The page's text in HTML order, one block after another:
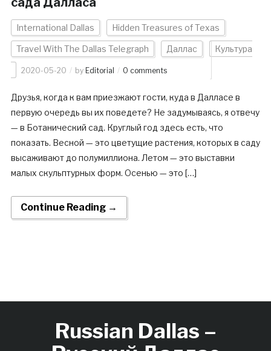
International Dallas Hidden Treasures of Texas
Travel With The Dallas Telegraph Даллас Культура
2020-05-20 by Editorial 0 comments
Друзья, когда к вам приезжают гости, куда в Далласе в
первую очередь вы их поведете? Не задумываясь, я отвечу
— в Ботанический сад. Круглый год здесь есть, что
показать. Весной — это цветущие растения, которых в саду
высаживают до полумиллиона. Летом — это выставки
малых скульптурных форм. Осенью — это […]
Continue Reading →
Russian Dallas –